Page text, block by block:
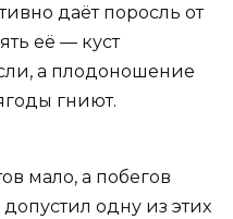
даёт поросль от
её — куст
а плодоношение
гниют.
мало, а побегов
одну из этих